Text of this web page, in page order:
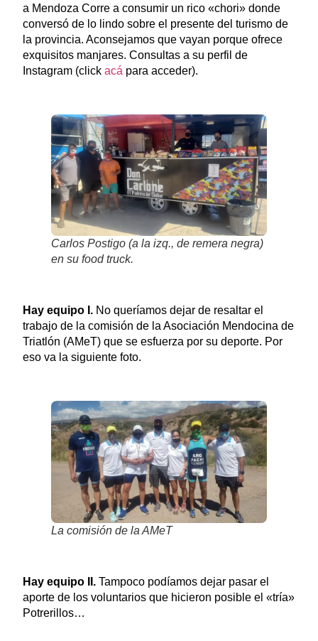
a Mendoza Corre a consumir un rico «chori» donde
conversó de lo lindo sobre el presente del turismo de
la provincia. Aconsejamos que vayan porque ofrece
exquisitos manjares. Consultas a su perfil de
Instagram (click acá para acceder).
Carlos Postigo (a la izq., de remera negra)
en su food truck.
Hay equipo I. No queríamos dejar de resaltar el
trabajo de la comisión de la Asociación Mendocina de
Triatlón (AMeT) que se esfuerza por su deporte. Por
eso va la siguiente foto.
La comisión de la AMeT
Hay equipo II.Tampoco podíamos dejar pasar el
aporte de los voluntarios que hicieron posible el «tría»
Potrerillos…